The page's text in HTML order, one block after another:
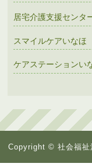
居宅介護支援センタ
スマイルケアいなほ
ケアステーションい
Copyright © 社会福